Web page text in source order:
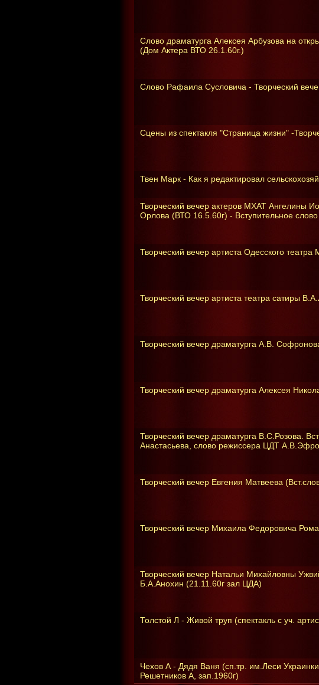
Слово драматурга Алексея Арбузова на
(Дом Актера ВТО 26.1.60г.)
Слово Рафаила Сусловича - Творческий
Сцены из спектакля "Страница жизни" -
Твен Марк - Как я редактировал
Творческий вечер актеров МХАТ Ангелины
Орлова (ВТО 16.5.60г) - Вступительное
Творческий вечер артиста Одесского
Творческий вечер артиста театра сатиры
Творческий вечер драматурга А.В.
Творческий вечер драматурга Алексея
Творческий вечер драматурга В.С.Розова.
Анастасьева, слово режиссера ЦДТ
Творческий вечер Евгения Матвеева
Творческий вечер Михаила Федоровича
Творческий вечер Натальи Михайловны
Б.А.Анохин (21.11.60г зал ЦДА)
Толстой Л - Живой труп (спектакль с уч.
Чехов А - Дядя Ваня (сп.тр. им.Леси
Решетников А, зап.1960г)